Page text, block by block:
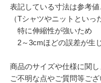
表記している寸法は参考値
（Tシャツやニットといっ
特に伸縮性が強いため
2～3cmほどの誤差が生
商品のサイズや仕様に関し
ご不明な点やご質問等ご